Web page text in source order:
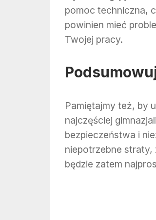
pomoc techniczna,
powinien mieć
Twojej pracy.
Pamiętajmy też, by
najczęściej
bezpieczeństwa i
niepotrzebne straty,
będzie zatem